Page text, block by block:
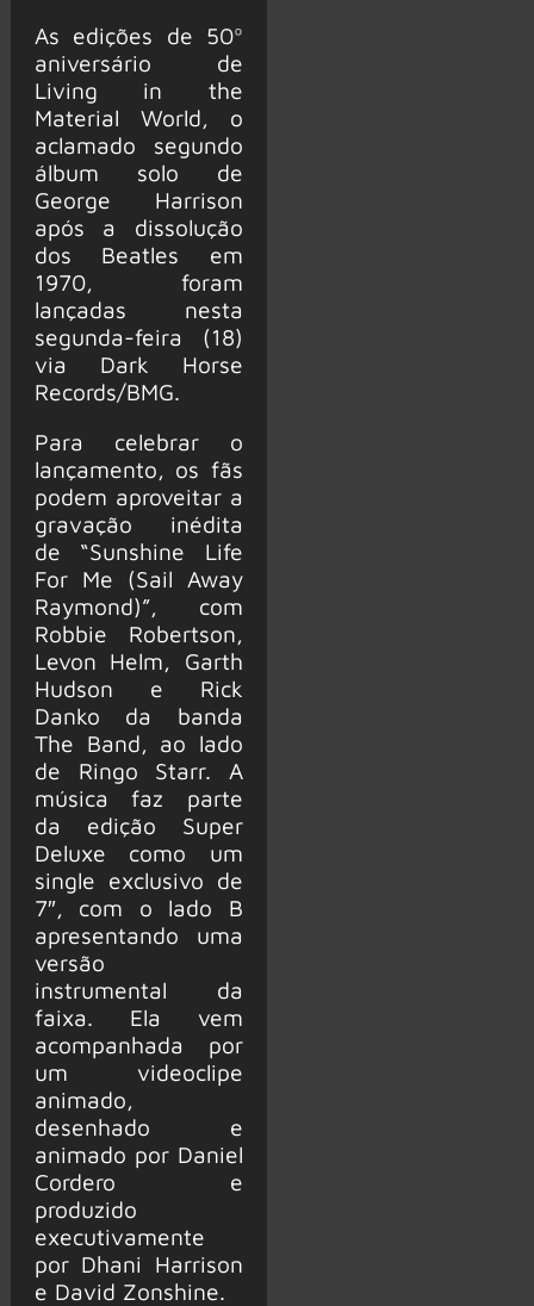
As edições de 50º
aniversário de
Living in the
Material World, o
aclamado segundo
álbum solo de
George Harrison
após a dissolução
dos Beatles em
1970, foram
lançadas nesta
segunda-feira (18)
via Dark Horse
Records/BMG.
Para celebrar o
lançamento, os fãs
podem aproveitar a
gravação inédita
de “Sunshine Life
For Me (Sail Away
Raymond)”, com
Robbie Robertson,
Levon Helm, Garth
Hudson e Rick
Danko da banda
The Band, ao lado
de Ringo Starr. A
música faz parte
da edição Super
Deluxe como um
single exclusivo de
7″, com o lado B
apresentando uma
versão
instrumental da
faixa. Ela vem
acompanhada por
um videoclipe
animado,
desenhado e
animado por Daniel
Cordero e
produzido
executivamente
por Dhani Harrison
e David Zonshine.